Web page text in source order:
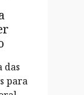
das
para